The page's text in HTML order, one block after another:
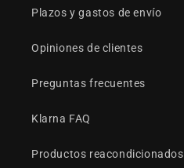
Plazos y gastos de envío
Opiniones de clientes
Preguntas frecuentes
Klarna FAQ
Productos reacondicionados